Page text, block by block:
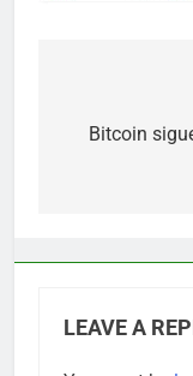
Bitcoin
LEAVE A